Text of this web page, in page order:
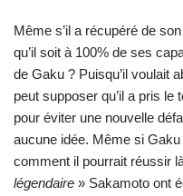
Même s’il a récupéré de
qu’il soit à 100% de ses
de Gaku ? Puisqu’il voulait
peut supposer qu’il a pris
pour éviter une nouvelle
aucune idée. Même si
comment il pourrait réussir
légendaire » Sakamoto ont